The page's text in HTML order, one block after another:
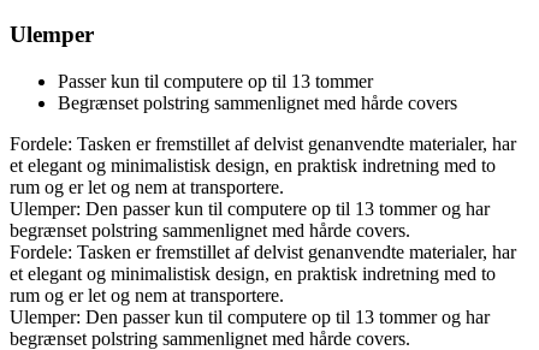
Ulemper
Passer kun til computere op til 13 tommer
Begrænset polstring sammenlignet med hårde covers
Fordele: Tasken er fremstillet af delvist genanvendte materialer, har
et elegant og minimalistisk design, en praktisk indretning med to
rum og er let og nem at transportere.
Ulemper: Den passer kun til computere op til 13 tommer og har
begrænset polstring sammenlignet med hårde covers.
Fordele: Tasken er fremstillet af delvist genanvendte materialer, har
et elegant og minimalistisk design, en praktisk indretning med to
rum og er let og nem at transportere.
Ulemper: Den passer kun til computere op til 13 tommer og har
begrænset polstring sammenlignet med hårde covers.